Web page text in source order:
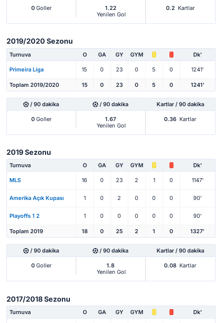
0Goller
1.22
Yenilen Gol
0.2 Kartlar
2019/2020 Sezonu
Turnuva O GA GY GYM Dk'
Primeira Liga 15 0 23 0 5 0 1241'
Toplam 2019/2020 15 0 23 0 5 0 1241'
/ 90 dakika / 90 dakika Kartlar / 90 dakika
0Goller
1.67
Yenilen Gol
0.36 Kartlar
2019 Sezonu
Turnuva O GA GY GYM Dk'
MLS 16 0 23 2 1 0 1147'
Amerika Açık Kupası 1 0 2 0 0 0 90'
Playoffs 1 2 1 0 0 0 0 0 90'
Toplam 2019 18 0 25 2 1 0 1327'
/ 90 dakika / 90 dakika Kartlar / 90 dakika
0Goller
1.8
Yenilen Gol
0.08 Kartlar
2017/2018 Sezonu
Turnuva O GA GY GYM Dk'